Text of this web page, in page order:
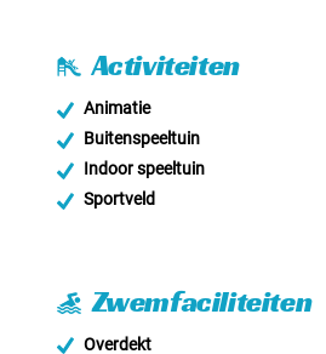
Activiteiten
Animatie
Buitenspeeltuin
Indoor speeltuin
Sportveld
Zwemfaciliteiten
Overdekt